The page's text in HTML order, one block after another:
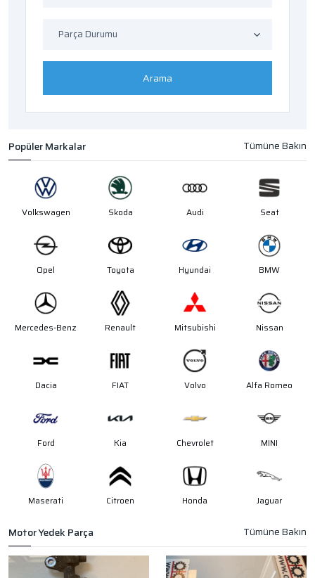
Parça Durumu
Arama
Popüler Markalar
Volkswagen Skoda Audi Seat
Opel Toyota Hyundai BMW
Mercedes-Benz Renault Mitsubishi Nissan
Dacia FIAT Volvo Alfa Romeo
Ford Kia Chevrolet MINI
Maserati Citroen Honda Jaguar
Motor Yedek Parça